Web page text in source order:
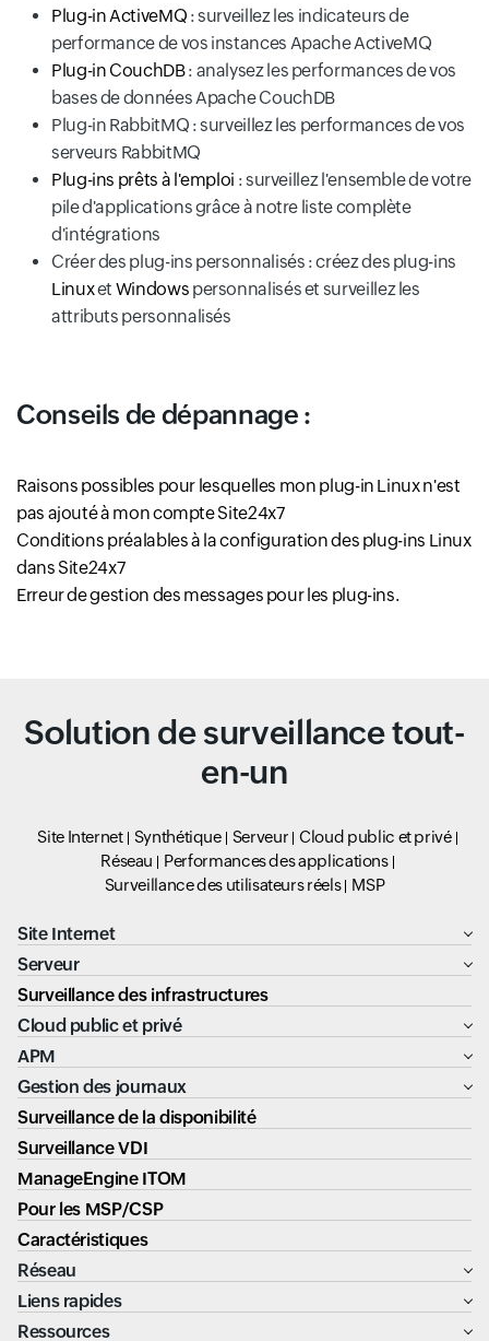
Plug-in ActiveMQ : surveillez les indicateurs de
performance de vos instances Apache ActiveMQ
Plug-in CouchDB: analysez les performances de vos
bases de données Apache CouchDB
Plug-in RabbitMQ : surveillez les performances de vos
serveurs RabbitMQ
Plug-ins prêts à l'emploi : surveillez l'ensemble de votre
pile d'applications grâce à notre liste complète
d'intégrations
Créer des plug-ins personnalisés : créez des plug-ins
Linuxet Windows personnalisés et surveillez les
attributs personnalisés
Conseils de dépannage :
Raisons possibles pour lesquelles mon plug-in Linux n'est
pas ajouté à mon compte Site24x7
Conditions préalables à la configuration des plug-ins Linux
dans Site24x7
Erreur de gestion des messages pour les plug-ins.
Solution de surveillance tout-
en-un
Site Internet Synthétique Serveur
Cloud public et privé
Réseau
Performances des applications
Surveillance des utilisateurs réels
MSP
Site Internet
Serveur
Surveillance des infrastructures
Cloud public et privé
APM
Gestion des journaux
Surveillance de la disponibilité
Surveillance VDI
ManageEngine ITOM
Pour les MSP/CSP
Caractéristiques
Réseau
Liens rapides
Ressources